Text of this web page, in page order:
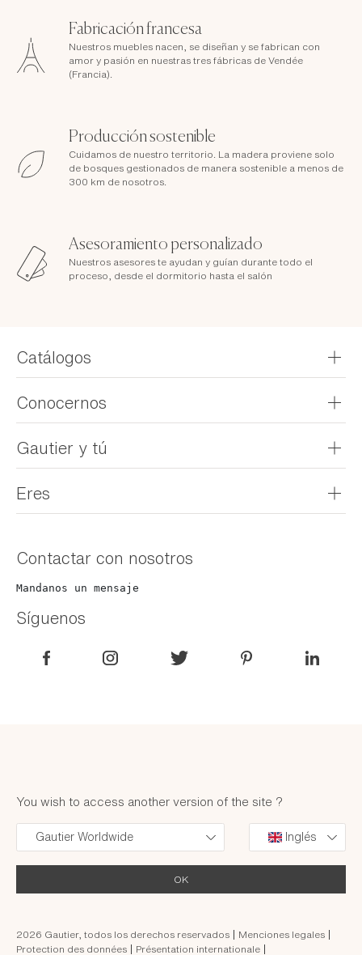
Fabricación francesa
Nuestros muebles nacen, se diseñan y se fabrican con
amor y pasión en nuestras tres fábricas de Vendée
(Francia).
Producción sostenible
Cuidamos de nuestro territorio. La madera proviene solo
de bosques gestionados de manera sostenible a menos de
300 km de nosotros.
Asesoramiento personalizado
Nuestros asesores te ayudan y guían durante todo el
proceso, desde el dormitorio hasta el salón
Catálogos
Explore nuestros folletos
Conocernos
Nuestros valores
Nuestros servicios
Gautier y tú
FAQ
Eres
Peridista
Кандидат на вакансию
Franquiciado
Socio
Contactar con nosotros
Mandanos un mensaje
Síguenos
You wish to access another version of the site ?
Gautier Worldwide Inglés
OK
2026 Gautier, todos los derechos reservados
Menciones legales
Protection des données
Présentation internationale